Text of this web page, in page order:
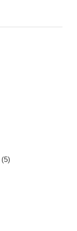
(5)